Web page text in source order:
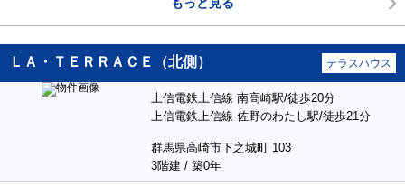
ＬＡ・ＴＥＲＲＡＣＥ（北側） テラスハウス
上信電鉄上信線 南高崎駅/徒歩20分
上信電鉄上信線 佐野のわたし駅/徒歩21分
群馬県高崎市下之城町 103
3階建 / 築0年